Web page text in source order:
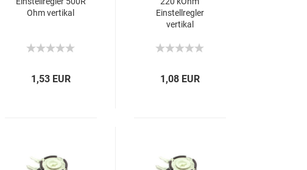
Ohm vertikal
1,53 EUR
Einstellregler
vertikal
1,08 EUR